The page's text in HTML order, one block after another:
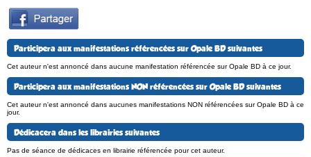
Participera aux manifestations référencées sur Opale BD suivantes
Cet auteur n'est annoncé dans aucune manifestation référencée sur Opale BD à ce jour.
Participera aux manifestations NON référencées sur Opale BD suivantes
Cet auteur n'est annoncé dans aucunes manifestations NON référencées sur Opale BD à ce
jour.
Dédicacera dans les librairies suivantes
Pas de séance de dédicaces en librairie référencée pour cet auteur.